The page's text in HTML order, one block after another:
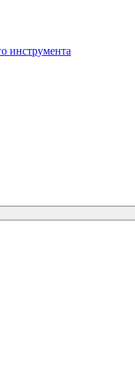
инструмента